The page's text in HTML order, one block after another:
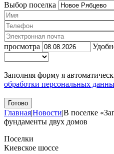
Выбор поселка
просмотра
Заполняя форму я
обработки персональных
Главная|Новости|В поселке
фундаменты двух домов
Поселки
Киевское шоссе